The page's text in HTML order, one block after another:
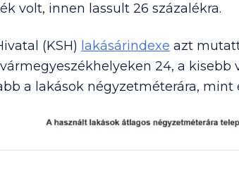
volt, innen lassult 26 százalékra.
(KSH) lakásárindexe azt
vármegyeszékhelyeken 24, a
a lakások négyzetméterára, mint